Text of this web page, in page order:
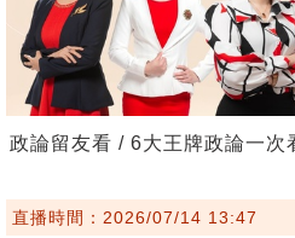
政論留友看 / 6大王牌政論一次
直播時間：2026/07/14 13:47